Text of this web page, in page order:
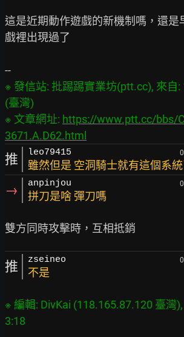
這是近期動作遊戲的新機制嗎，還是
戲裡出現過了
※ 發信站: 批踢踢實業坊(ptt.cc), 來自
(臺灣)
※ 文章網址: https://www.ptt.cc/bbs/
3671.A.D62.html
推 leo79415
雖然但是 空洞騎士就有這個系統
→ anpinjou
拼刀是啥 彈刀嗎
推 zseineo
不是
※ 編輯: DivKai (118.165.87.120 臺灣